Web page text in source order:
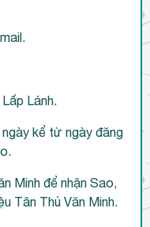
Lánh.
kể từ ngày đăng
Minh để nhận Sao,
Tân Thủ Văn Minh.